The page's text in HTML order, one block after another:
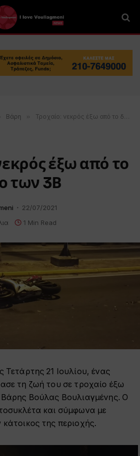
» Βάρη » Τροχαίο: νεκρός έξω από το δημαρχείο των 3Β
έξω από το
των 3Β
22/07/2021
1 Min Read
21 Ιουλίου, ένας
τη ζωή του σε τροχαίο έξω
Βούλας Βουλιαγμένης. Ο
και σύμφωνα με
της περιοχής.